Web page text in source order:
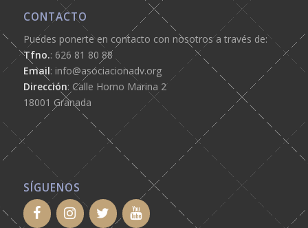
CONTACTO
Puedes ponerte en contacto con nosotros a través de:
Tfno.: 626 81 80 88
Email: info@asociacionadv.org
Dirección: Calle Horno Marina 2
18001 Granada
SÍGUENOS